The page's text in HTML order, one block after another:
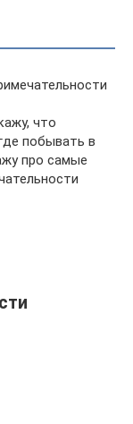
что
побывать в
про самые